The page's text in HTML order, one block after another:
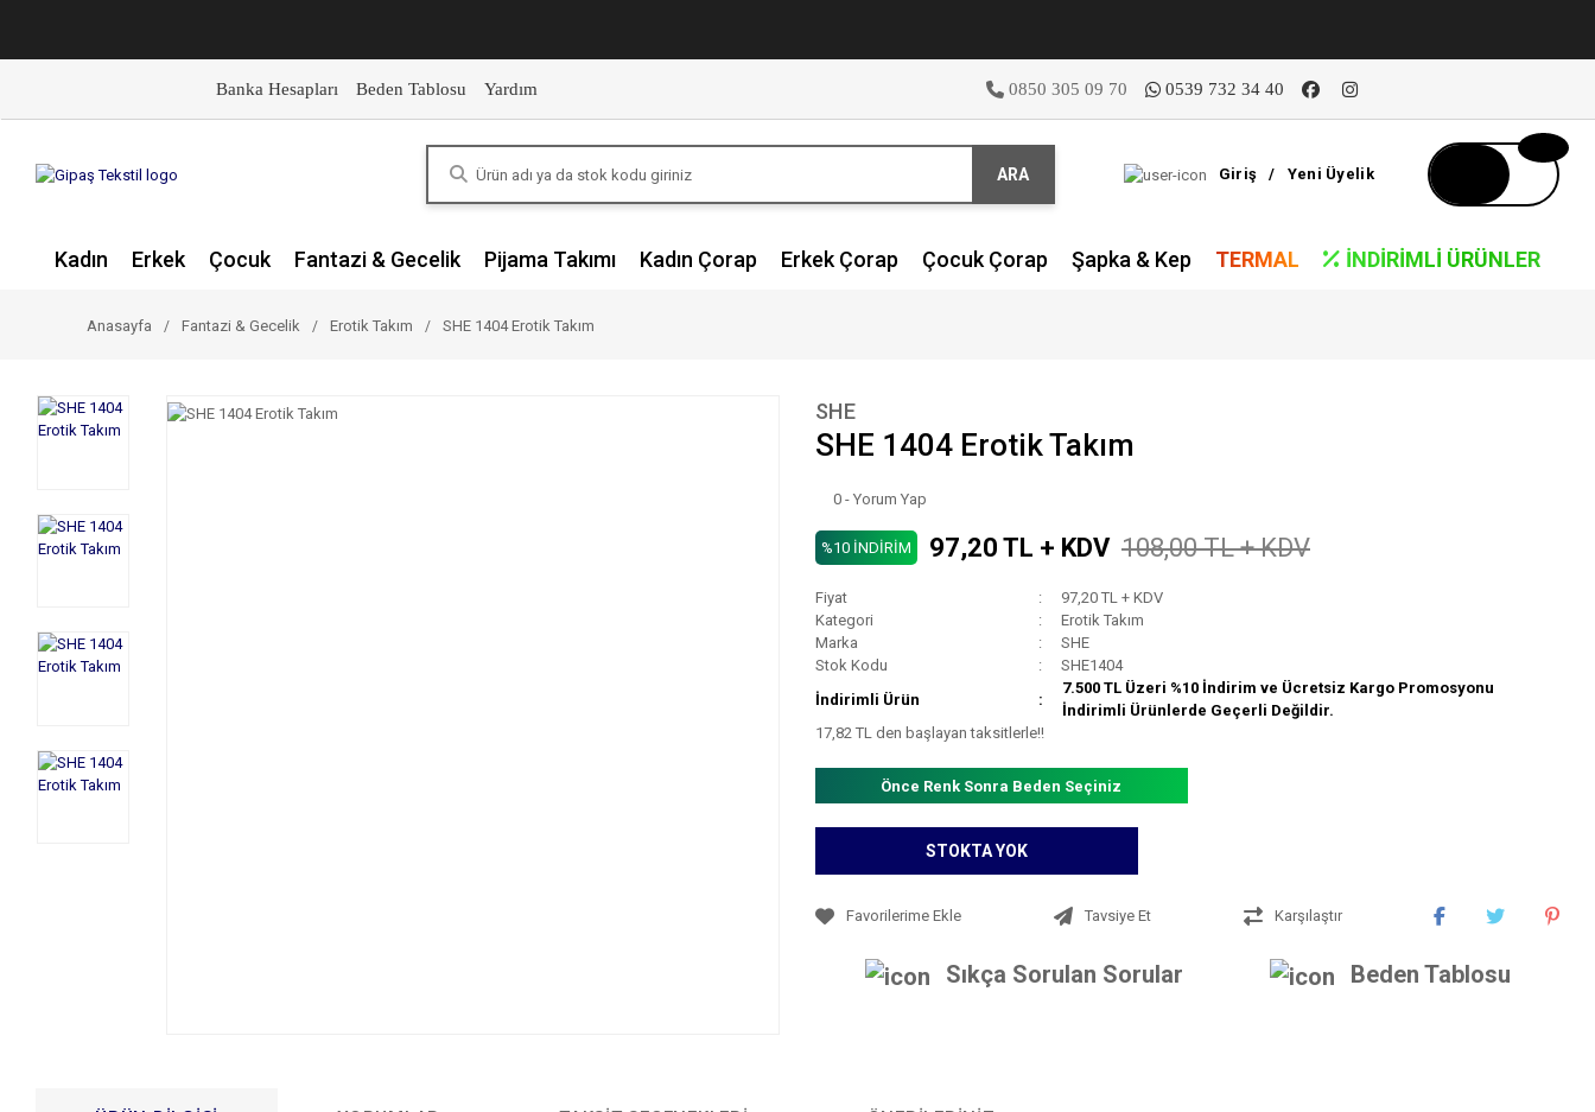
Banka Hesapları Beden Tablosu Yardım 0850 305 09 70 0539 732 34 40
ARA Giriş / Yeni Üyelik
Kadın Erkek Çocuk Fantazi & Gecelik Pijama Takımı Kadın Çorap Erkek Çorap Çocuk Çorap Şapka & Kep TERMAL İNDIRIMLI ÜRÜNLER
Anasayfa Fantazi & Gecelik Erotik Takım SHE 1404 Erotik Takım
SHE
SHE 1404 Erotik Takım
0 - Yorum Yap
%10 İNDİRİM 97,20 TL + KDV 108,00 TL + KDV
Fiyat
97,20 TL + KDV
Kategori
Erotik Takım
Marka
SHE
Stok Kodu
SHE1404
İndirimli Ürün
7.500 TL Üzeri %10 İndirim ve Ücretsiz Kargo Promosyonu
İndirimli Ürünlerde Geçerli Değildir.
17,82 TL den başlayan taksitlerle!!
Önce Renk Sonra Beden Seçiniz
STOKTA YOK
Tavsiye Et Karşılaştır
Sıkça Sorulan Sorular Beden Tablosu